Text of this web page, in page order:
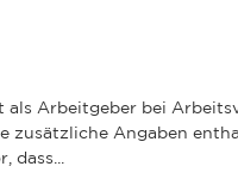
als Arbeitgeber bei
zusätzliche Angaben
dass...